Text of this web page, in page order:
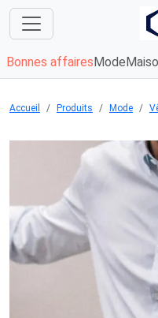
Bonnes affaires Mode
Accueil Produits Mode